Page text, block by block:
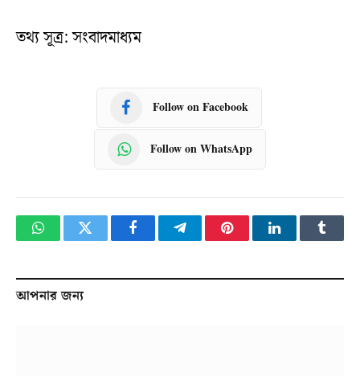
তথ্য সূত্র: সংবাদমাধ্যম
Follow on Facebook
Follow on WhatsApp
WhatsAppTwitter FacebookTelegramPinterestLinkedIn
আপনার জন্য